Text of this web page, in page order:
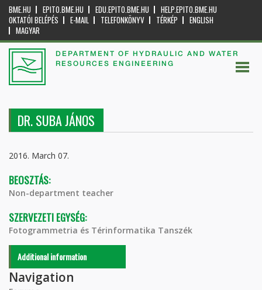
BME.HU EPITO.BME.HU EDU.EPITO.BME.HU
HELP.EPITO.BME.HU
OKTATÓI BELÉPÉS
E-MAIL TELEFONKÖNYV TÉRKÉP
ENGLISH
MAGYAR
DEPARTMENT OF HYDRAULIC AND WATER
RESOURCES ENGINEERING
DR. SUBA JÁNOS
2016. March 07.
BEOSZTÁS:
Non-department teacher
SZERVEZETI EGYSÉG:
Fotogrammetria és Térinformatika Tanszék
Additional information
Navigation